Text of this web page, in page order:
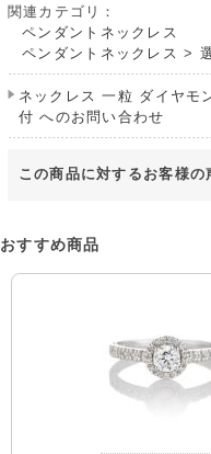
関連カテゴリ：
ペンダントネックレス
ペンダントネックレス >
ネックレス 一粒 ダイヤモ
付 へのお問い合わせ
この商品に対するお客様の
おすすめ商品